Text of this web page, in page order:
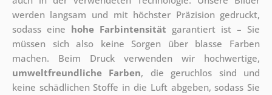
werden langsam und mit höchster Präzision gedruckt,
sodass eine hohe Farbintensität garantiert ist – Sie
müssen sich also keine Sorgen über blasse Farben
machen. Beim Druck verwenden wir hochwertige,
umweltfreundliche Farben, die geruchlos sind und
keine schädlichen Stoffe in die Luft abgeben, sodass Sie